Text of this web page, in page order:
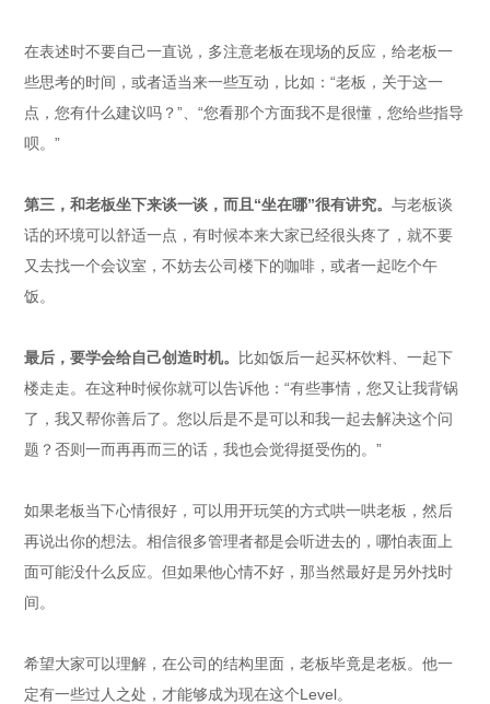
在表述时不要自己一直说，多注意老板在现场的反应，给老板一
些思考的时间，或者适当来一些互动，比如：“老板，关于这一
点，您有什么建议吗？”、“您看那个方面我不是很懂，您给些指导
呗。”
第三，和老板坐下来谈一谈，而且“坐在哪”很有讲究。与老板谈
话的环境可以舒适一点，有时候本来大家已经很头疼了，就不要
又去找一个会议室，不妨去公司楼下的咖啡，或者一起吃个午
饭。
最后，要学会给自己创造时机。 比如饭后一起买杯饮料、一起下
楼走走。在这种时候你就可以告诉他：“有些事情，您又让我背锅
了，我又帮你善后了。您以后是不是可以和我一起去解决这个问
题？否则一而再再而三的话，我也会觉得挺受伤的。”
如果老板当下心情很好，可以用开玩笑的方式哄一哄老板，然后
再说出你的想法。相信很多管理者都是会听进去的，哪怕表面上
面可能没什么反应。但如果他心情不好，那当然最好是另外找时
间。
希望大家可以理解，在公司的结构里面，老板毕竟是老板。他一
定有一些过人之处，才能够成为现在这个Level。